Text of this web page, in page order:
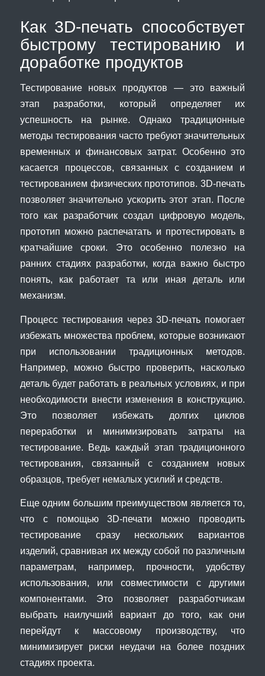
Как 3D-печать способствует
быстрому тестированию и
доработке продуктов
Тестирование новых продуктов — это важный
этап разработки, который определяет их
успешность на рынке. Однако традиционные
методы тестирования часто требуют значительных
временных и финансовых затрат. Особенно это
касается процессов, связанных с созданием и
тестированием физических прототипов. 3D-печать
позволяет значительно ускорить этот этап. После
того как разработчик создал цифровую модель,
прототип можно распечатать и протестировать в
кратчайшие сроки. Это особенно полезно на
ранних стадиях разработки, когда важно быстро
понять, как работает та или иная деталь или
механизм.
Процесс тестирования через 3D-печать помогает
избежать множества проблем, которые возникают
при использовании традиционных методов.
Например, можно быстро проверить, насколько
деталь будет работать в реальных условиях, и при
необходимости внести изменения в конструкцию.
Это позволяет избежать долгих циклов
переработки и минимизировать затраты на
тестирование. Ведь каждый этап традиционного
тестирования, связанный с созданием новых
образцов, требует немалых усилий и средств.
Еще одним большим преимуществом является то,
что с помощью 3D-печати можно проводить
тестирование сразу нескольких вариантов
изделий, сравнивая их между собой по различным
параметрам, например, прочности, удобству
использования, или совместимости с другими
компонентами. Это позволяет разработчикам
выбрать наилучший вариант до того, как они
перейдут к массовому производству, что
минимизирует риски неудачи на более поздних
стадиях проекта.